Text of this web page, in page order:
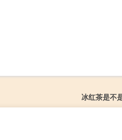
冰红茶是不